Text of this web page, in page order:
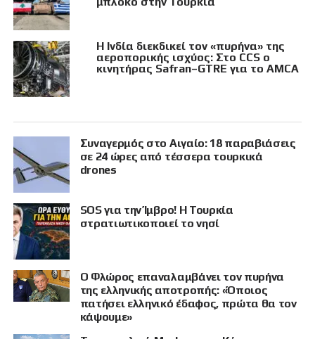
Η Ινδία διεκδικεί τον «πυρήνα» της
αεροπορικής ισχύος: Στο CCS ο
κινητήρας Safran–GTRE για το AMCA
Συναγερμός στο Αιγαίο: 18 παραβιάσεις
σε 24 ώρες από τέσσερα τουρκικά
drones
SOS για την Ίμβρο! Η Τουρκία
στρατιωτικοποιεί το νησί
Ο Φλώρος επαναλαμβάνει τον πυρήνα
της ελληνικής αποτροπής: «Όποιος
πατήσει ελληνικό έδαφος, πρώτα θα τον
κάψουμε»